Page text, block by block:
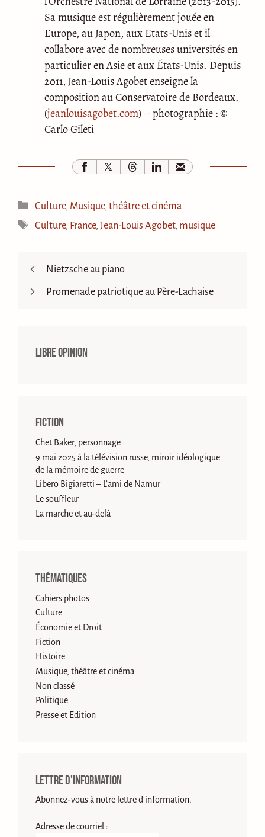
Sa musique est régulièrement jouée en
Europe, au Japon, aux Etats-Unis et il
collabore avec de nombreuses universités en
particulier en Asie et aux États-Unis. Depuis
2011, Jean-Louis Agobet enseigne la
composition au Conservatoire de Bordeaux.
(jeanlouisagobet.com) – photographie : ©
Carlo Gileti
Catégories
Culture, Musique, théâtre et cinéma
Étiquettes
Culture, France,Jean-Louis Agobet, musique
Nietzsche au piano
Promenade patriotique au Père-Lachaise
Libre opinion
Fiction
Chet Baker, personnage
9 mai 2025 à la télévision russe, miroir idéologique
de la mémoire de guerre
Libero Bigiaretti – L’ami de Namur
Le souffleur
La marche et au-delà
Thématiques
Cahiers photos
Culture
Économie et Droit
Fiction
Histoire
Musique, théâtre et cinéma
Non classé
Politique
Presse et Edition
Lettre d’information
Abonnez-vous à notre lettre d'information.
Adresse de courriel :